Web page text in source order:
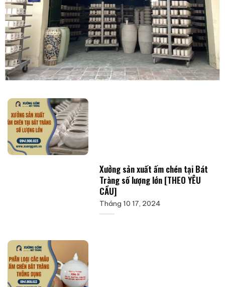
Xưởng sản xuất ấm chén tại Bát
Tràng số lượng lớn [THEO YÊU
CẦU]
Tháng 10 17, 2024